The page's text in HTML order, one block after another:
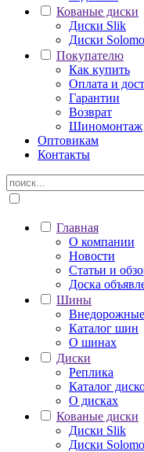
Кованые диски
Диски Slik
Диски
Покупателю
Как купить
Оплата и
Гарантии
Возврат
Шиномонтаж
Оптовикам
Контакты
Главная
О компании
Новости
Статьи и
Доска
Шины
Каталог шин
О шинах
Диски
Реплика
Каталог
О дисках
Кованые диски
Диски Slik
Диски